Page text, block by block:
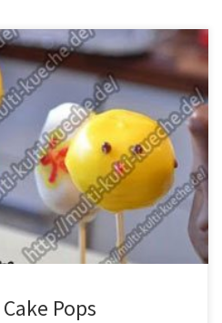
Schmand1 Fertig Kuchen3
weiße Glasur1 Schoko
verdünnen Zubereitung Den Guss
klein schneiden und dann
nach hinzufügen, bis die Masse sich
die gewünschte […]
Pops